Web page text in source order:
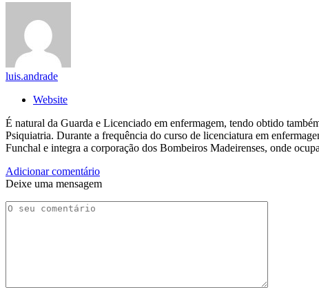
luis.andrade
Website
É natural da Guarda e Licenciado em enfermagem, tendo obtido
Psiquiatria. Durante a frequência do curso de licenciatura em
Funchal e integra a corporação dos Bombeiros Madeirenses, onde
Adicionar comentário
Deixe uma mensagem